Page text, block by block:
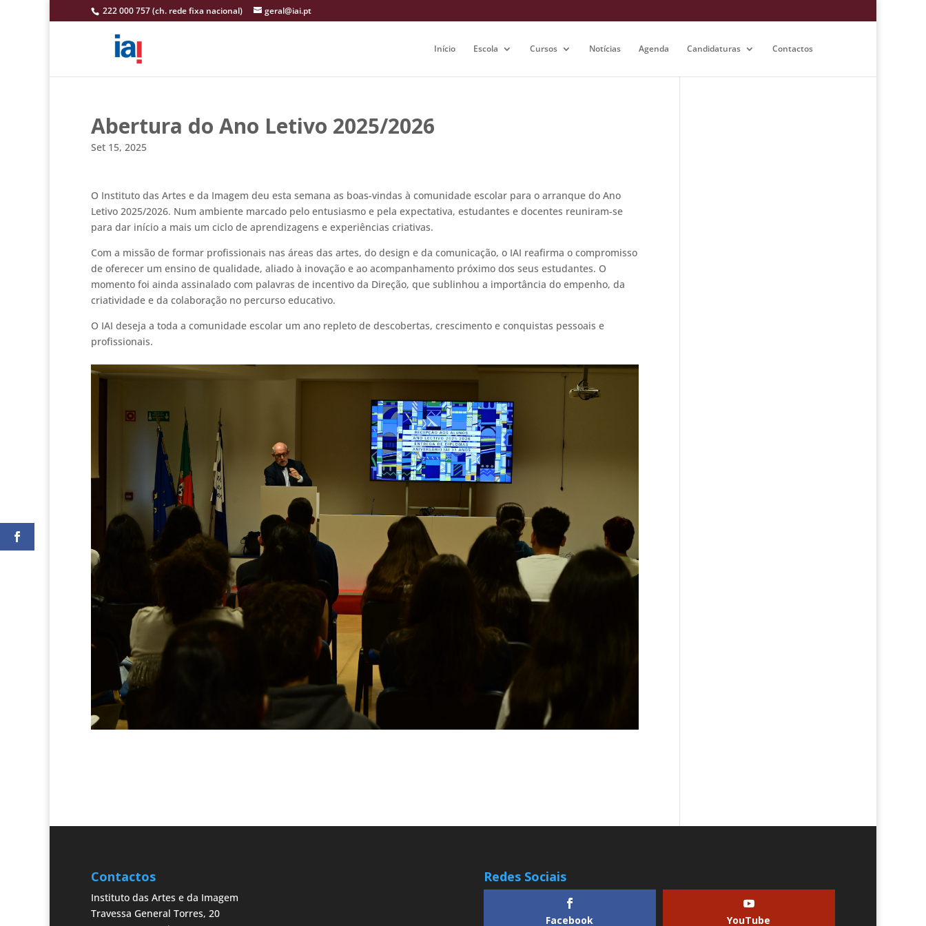
222 000 757 (ch. rede fixa nacional) geral@iai.pt
Início Escola Cursos Notícias Agenda Candidaturas Contactos
Abertura do Ano Letivo 2025/2026
Set 15, 2025
O Instituto das Artes e da Imagem deu esta semana as boas-vindas à comunidade escolar para o arranque do Ano
Letivo 2025/2026. Num ambiente marcado pelo entusiasmo e pela expectativa, estudantes e docentes reuniram-se
para dar início a mais um ciclo de aprendizagens e experiências criativas.
Com a missão de formar profissionais nas áreas das artes, do design e da comunicação, o IAI reafirma o compromisso
de oferecer um ensino de qualidade, aliado à inovação e ao acompanhamento próximo dos seus estudantes. O
momento foi ainda assinalado com palavras de incentivo da Direção, que sublinhou a importância do empenho, da
criatividade e da colaboração no percurso educativo.
O IAI deseja a toda a comunidade escolar um ano repleto de descobertas, crescimento e conquistas pessoais e
profissionais.
Contactos
Instituto das Artes e da Imagem
Travessa General Torres, 20
Redes Sociais
Facebook YouTube